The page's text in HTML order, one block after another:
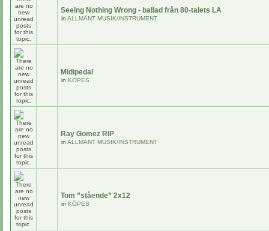
Seeing Nothing Wrong - ballad från 80-talets LA
in ALLMÄNT MUSIK/INSTRUMENT
Midipedal
in KÖPES
Ray Gomez RIP
in ALLMÄNT MUSIK/INSTRUMENT
Tom ”stående” 2x12
in KÖPES